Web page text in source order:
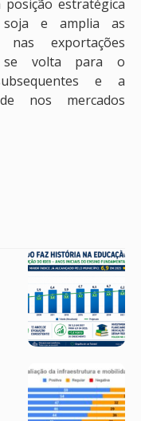
estratégica
soja e amplia as
nas exportações
se volta para o
e a
nos mercados